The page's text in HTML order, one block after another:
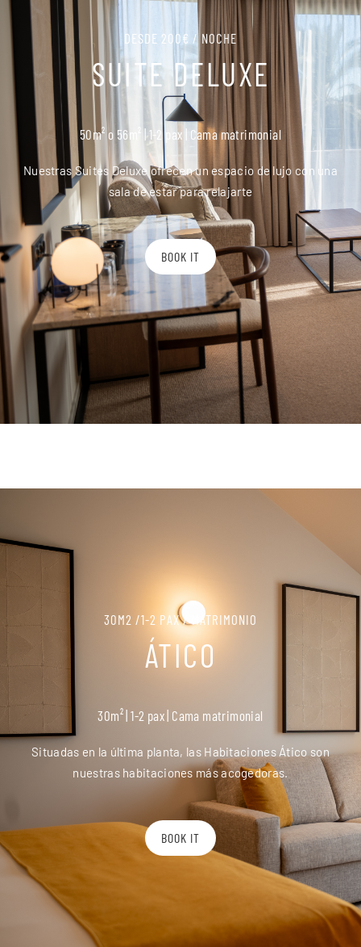
DESDE 200€ / NOCHE
SUITE DELUXE
50m² o 56m² | 1-2 pax | Cama matrimonial
Nuestras Suites Deluxe ofrecen un espacio de lujo con una
sala de estar para relajarte
BOOK IT
30M2 /1-2 PAX / MATRIMONIO
ÁTICO
30m² | 1-2 pax | Cama matrimonial
Situadas en la última planta, las Habitaciones Ático son
nuestras habitaciones más acogedoras.
BOOK IT